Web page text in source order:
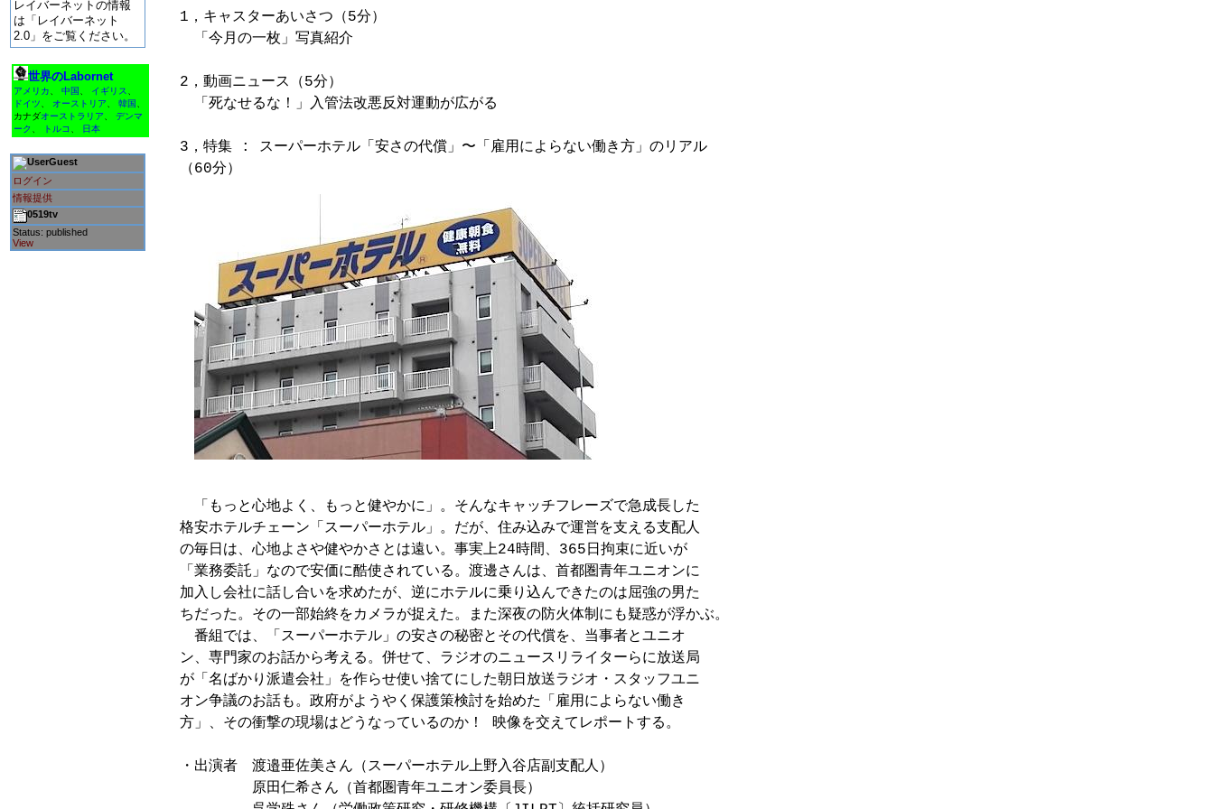
レイバーネットの情報
は「レイバーネット
2.0」をご覧ください。
世界のLabornet
アメリカ 中国 イギリス
ドイツ
オーストリア 韓国
カナダオーストラリア
デンマ
ーク
トルコ 日本
Guest
ログイン
情報提供
0519tv
Status: published
View
1，キャスターあいさつ（5分）
「今月の一枚」写真紹介
2，動画ニュース（5分）
「死なせるな！」入管法改悪反対運動が広がる
3，特集 : スーパーホテル「安さの代償」〜「雇用によらない働き方」のリアル
「もっと心地よく、もっと健やかに」。そんなキャッチフレーズで急成長した
格安ホテルチェーン「スーパーホテル」。だが、住み込みで運営を支える支配人
の毎日は、心地よさや健やかさとは遠い。事実上24時間、365日拘束に近いが
「業務委託」なので安価に酷使されている。渡邊さんは、首都圏青年ユニオンに
加入し会社に話し合いを求めたが、逆にホテルに乗り込んできたのは屈強の男た
ちだった。その一部始終をカメラが捉えた。また深夜の防火体制にも疑惑が浮かぶ。
番組では、「スーパーホテル」の安さの秘密とその代償を、当事者とユニオ
ン、専門家のお話から考える。併せて、ラジオのニュースリライターらに放送局
が「名ばかり派遣会社」を作らせ使い捨てにした朝日放送ラジオ・スタッフユニ
オン争議のお話も。政府がようやく保護策検討を始めた「雇用によらない働き
方」、その衝撃の現場はどうなっているのか！ 映像を交えてレポートする。
・出演者　渡邉亜佐美さん（スーパーホテル上野入谷店副支配人）
原田仁希さん（首都圏青年ユニオン委員長）